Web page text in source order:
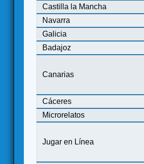
Castilla la Mancha
Navarra
Galicia
Badajoz
Canarias
Cáceres
Microrelatos
Jugar en Línea